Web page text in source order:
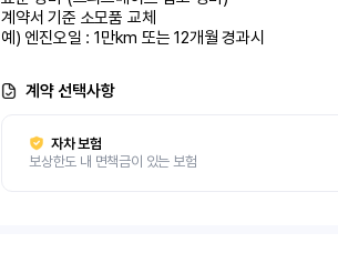
계약서 기준 소모품 교체
예) 엔진오일 : 1만km 또는 12개월 경과시
계약 선택사항
자차 보험
보상한도 내 면책금이 있는 보험